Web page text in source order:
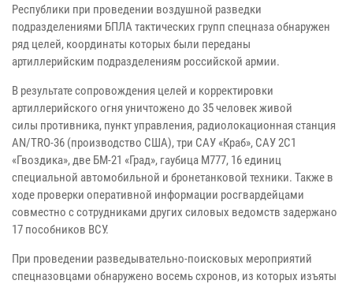
Республики при проведении воздушной разведки
подразделениями БПЛА тактических групп спецназаобнаружен
ряд целей, координаты которых были переданы
артиллерийским подразделениям российской армии.
В результате сопровождения целей и корректировки
артиллерийского огня уничтожено до 35 человек живой
силы противника, пункт управления, радиолокационная станция
AN/TRO-36 (производство США), три САУ «Краб», САУ 2С1
«Гвоздика», две БМ-21 «Град», гаубица М777, 16 единиц
специальной автомобильной и бронетанковой техники. Также в
ходе проверки оперативной информации росгвардейцами
совместно с сотрудниками других силовых ведомств задержано
17 пособников ВСУ.
При проведении разведывательно-поисковых мероприятий
спецназовцами обнаружено восемь схронов, из которых изъяты